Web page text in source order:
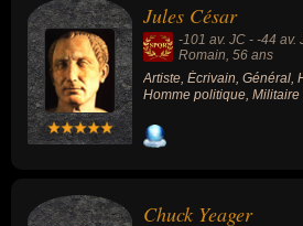
Jules César
-101 av. JC - -44 av.
Romain , 56 ans
Artiste, Écrivain, Général,
Homme politique, Militaire
Chuck Yeager